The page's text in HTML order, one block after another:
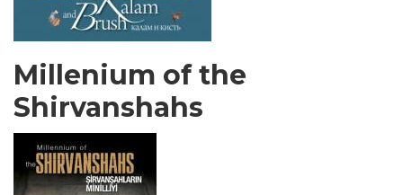
Millenium of the
Shirvanshahs